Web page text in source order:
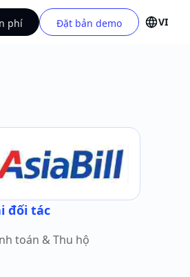
phí Đặt bản demo VI
đối tác
toán & Thu hộ